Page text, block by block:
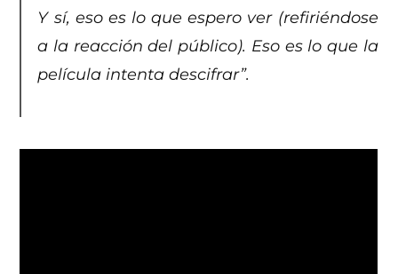
Y sí, eso es lo que espero ver (refiriéndose
a la reacción del público). Eso es lo que la
película intenta descifrar”.